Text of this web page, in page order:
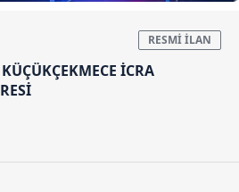
vasıtasıyla çeşitli kişisel
gerekli olan çerezler bilgi
amacıyla
sitemizin daha işlevsel
ve sizlere yönelik
yapılması, amaçlarıyla
dahilinde kullanılacaktır.
İCRA